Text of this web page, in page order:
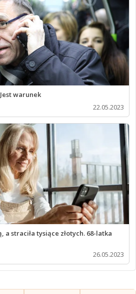
warunek
22.05.2023
a straciła tysiące złotych. 68-latka
26.05.2023